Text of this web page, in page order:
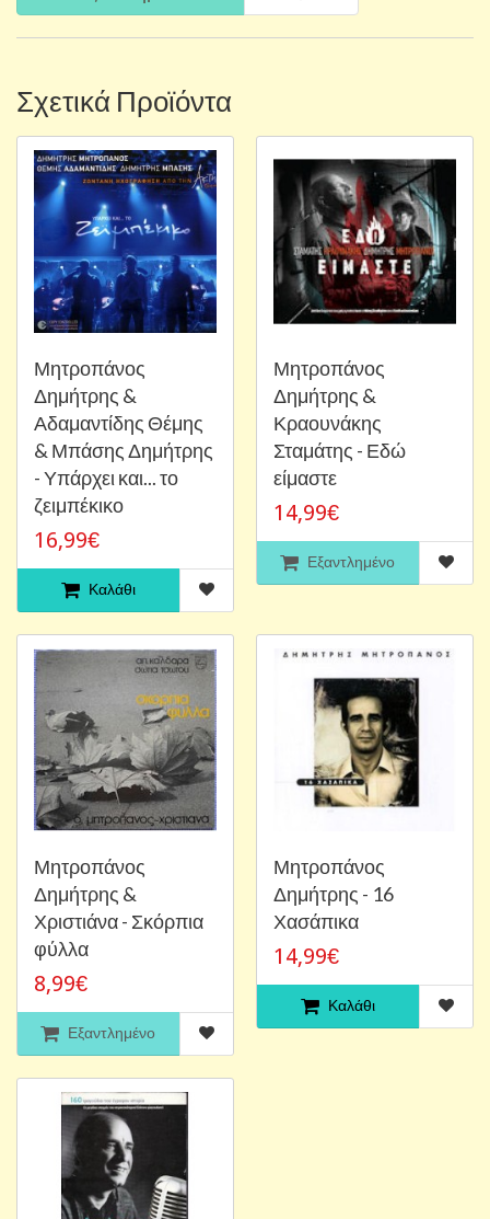
Σχετικά Προϊόντα
Μητροπάνος
Δημήτρης &
Αδαμαντίδης Θέμης
& Μπάσης Δημήτρης
- Υπάρχει και... το
ζειμπέκικο
16,99€
Καλάθι
Μητροπάνος
Δημήτρης &
Κραουνάκης
Σταμάτης - Εδώ
είμαστε
14,99€
Εξαντλημένο
Μητροπάνος
Δημήτρης &
Χριστιάνα - Σκόρπια
φύλλα
8,99€
Εξαντλημένο
Μητροπάνος
Δημήτρης - 16
Χασάπικα
14,99€
Καλάθι